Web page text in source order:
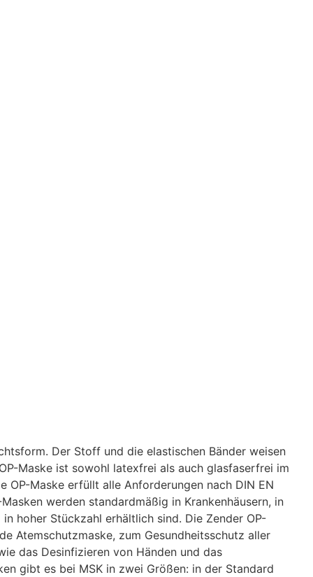
Der Stoff und die elastischen Bänder weisen
Maske ist sowohl latexfrei als auch glasfaserfrei im
OP-Maske erfüllt alle Anforderungen nach DIN EN
werden standardmäßig in Krankenhäusern, in
hoher Stückzahl erhältlich sind. Die Zender OP-
Atemschutzmaske, zum Gesundheitsschutz aller
das Desinfizieren von Händen und das
gibt es bei MSK in zwei Größen: in der Standard